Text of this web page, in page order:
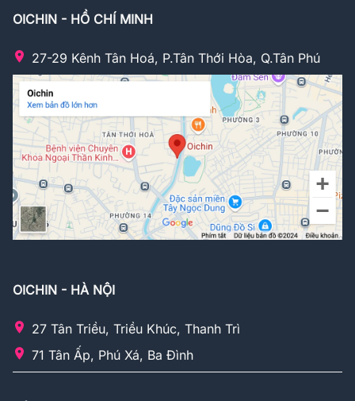
OICHIN - HỒ CHÍ MINH
27-29 Kênh Tân Hoá, P.Tân Thới Hòa, Q.Tân Phú
OICHIN - HÀ NỘI
27 Tân Triều, Triều Khúc, Thanh Trì
71 Tân Ấp, Phú Xá, Ba Đình